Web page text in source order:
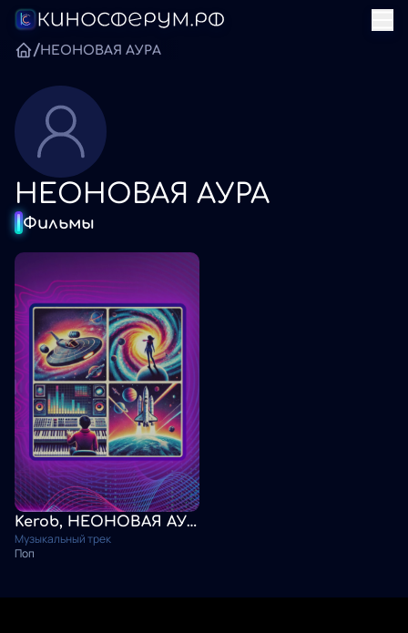
/НЕОНОВАЯ АУРА
НЕОНОВАЯ АУРА
Фильмы
Kerob, НЕОНОВАЯ АУРА. Галактика
Музыкальный трек
Поп